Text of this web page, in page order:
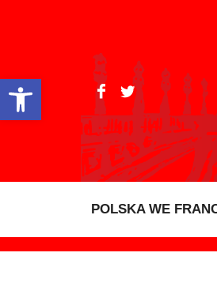
Open toolbar
POLSKA WE